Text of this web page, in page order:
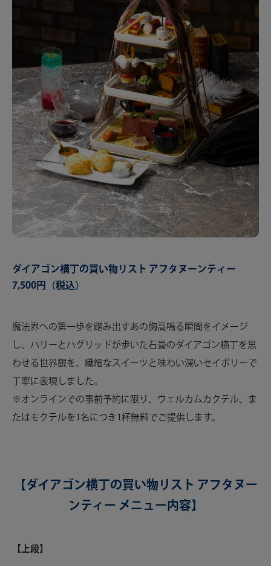
ダイアゴン横丁の買い物リスト アフタヌーンティー
7,500円（税込）
魔法界への第一歩を踏み出すあの胸高鳴る瞬間をイメージ
し、ハリーとハグリッドが歩いた石畳のダイアゴン横丁を思
わせる世界観を、繊細なスイーツと味わい深いセイボリーで
丁寧に表現しました。
※オンラインでの事前予約に限り、ウェルカムカクテル、ま
たはモクテルを1名につき1杯無料でご提供します。
【ダイアゴン横丁の買い物リスト アフタヌー
ンティー メニュー内容】
【上段】